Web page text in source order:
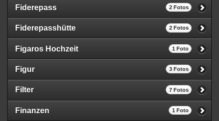
Fiderepass 2 Fotos
Fiderepasshütte 2 Fotos
Figaros Hochzeit 1 Foto
Figur 3 Fotos
Filter 7 Fotos
Finanzen 1 Foto